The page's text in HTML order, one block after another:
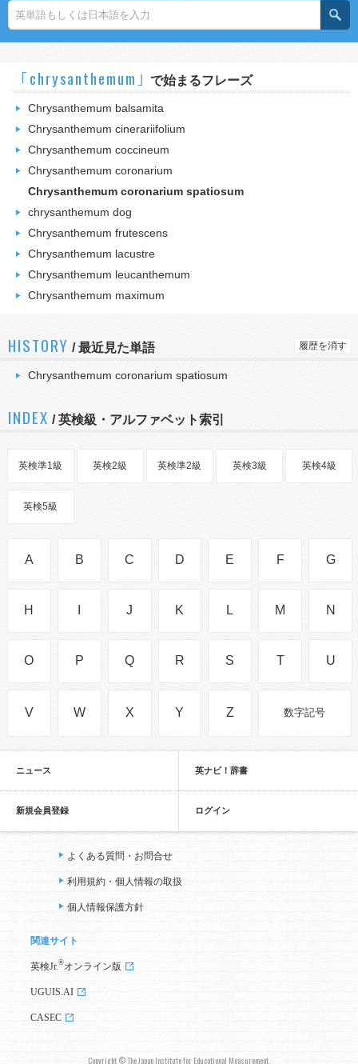
｢chrysanthemum｣ で始まるフレーズ
Chrysanthemum balsamita
Chrysanthemum cinerariifolium
Chrysanthemum coccineum
Chrysanthemum coronarium
Chrysanthemum coronarium spatiosum
chrysanthemum dog
Chrysanthemum frutescens
Chrysanthemum lacustre
Chrysanthemum leucanthemum
Chrysanthemum maximum
HISTORY /最近見た単語 履歴を消す
Chrysanthemum coronarium spatiosum
INDEX / 英検級・アルファベット索引
英検準1級 英検2級 英検準2級 英検3級 英検4級
英検5級
A B C D E F G
H J K L M N
O P Q R S T U
V W X Y Z 数字記号
ニュース 英ナビ！辞書
新規会員登録 ログイン
よくある質問・お問合せ
利用規約・個人情報の取扱
個人情報保護方針
関連サイト
英検Jr. ®オンライン版
UGUIS.AI
CASEC
Copyright © The Japan Institute for Educational Measurement,